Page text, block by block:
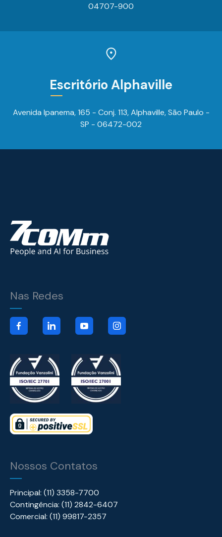
04707-900
Escritório Alphaville
Avenida Ipanema, 165 - Conj. 113, Alphaville, São Paulo -
SP - 06472-002
Nas Redes
Nossos Contatos
Principal: (11) 3358-7700
Contingência: (11) 2842-6407
Comercial: (11) 99817-2357